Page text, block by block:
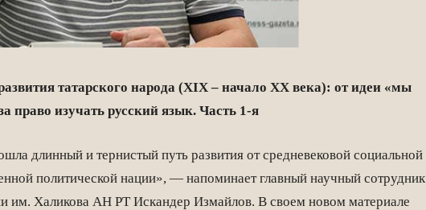
татарского народа (XIX – начало XX века): от идеи «мы
право изучать русский язык. Часть 1-я
длинный и тернистый путь развития от средневековой социальной
политической нации», — напоминает главный научный сотрудник
им. Халикова АН РТ Искандер Измайлов. В своем новом материале